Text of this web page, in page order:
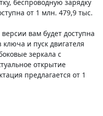
беспроводную зарядку
от 1 млн. 479,9 тыс.
вам будет доступна
ключа и пуск двигателя
зеркала с
открытие
предлагается от 1